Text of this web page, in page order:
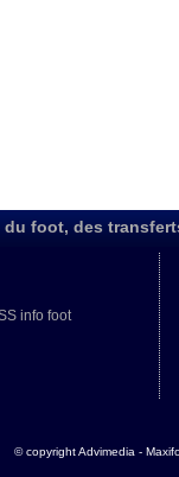
foot, des
info foot
© copyright Advimedia -